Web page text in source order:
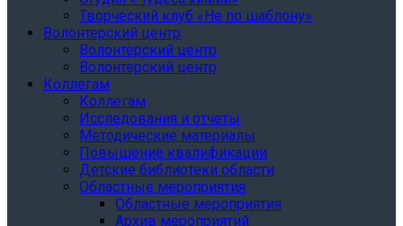
Творческий клуб «Не по шаблону»
Волонтерский центр
Волонтерский центр
Волонтерский центр
Коллегам
Коллегам
Исследования и отчеты
Методические материалы
Повышение квалификации
Детские библиотеки области
Областные мероприятия
Областные мероприятия
Архив мероприятий